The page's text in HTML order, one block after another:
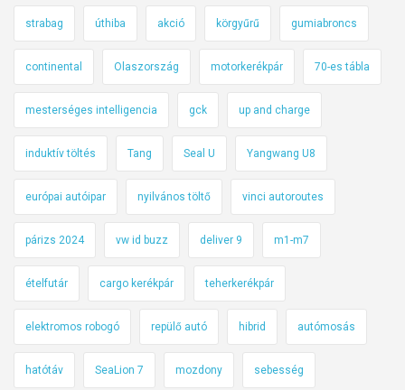
strabag úthiba akció körgyűrű gumiabroncs
continental Olaszország motorkerékpár 70-es tábla
mesterséges intelligencia gck up and charge
induktív töltés Tang Seal U Yangwang U8
európai autóipar nyilvános töltő vinci autoroutes
párizs 2024 vw id buzz deliver 9 m1-m7
ételfutár cargo kerékpár teherkerékpár
elektromos robogó repülő autó hibrid autómosás
hatótáv SeaLion 7 mozdony sebesség